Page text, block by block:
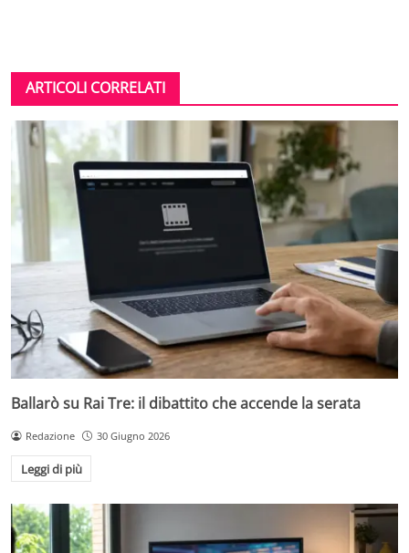
ARTICOLI CORRELATI
Ballarò su Rai Tre: il dibattito che accende la serata
Redazione 30 Giugno 2026
Leggi di più